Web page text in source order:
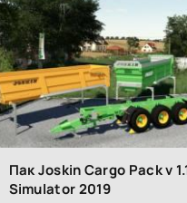
Пак Joskin Cargo Pack v
Simulator 2019